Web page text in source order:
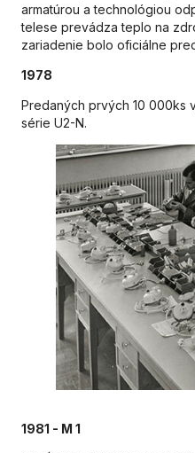
armatúrou a technológiou
telese prevádza teplo na
zariadenie bolo oficiálne
1978
Predaných prvých 10 000ks
série U2-N.
1981 - M 1